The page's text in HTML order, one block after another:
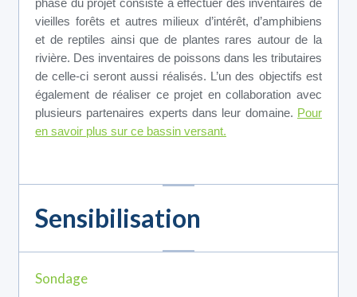
phase du projet consiste à effectuer des inventaires de
vieilles forêts et autres milieux d’intérêt, d’amphibiens
et de reptiles ainsi que de plantes rares autour de la
rivière. Des inventaires de poissons dans les tributaires
de celle-ci seront aussi réalisés. L’un des objectifs est
également de réaliser ce projet en collaboration avec
plusieurs partenaires experts dans leur domaine. Pour
en savoir plus sur ce bassin versant.
Sensibilisation
Sondage